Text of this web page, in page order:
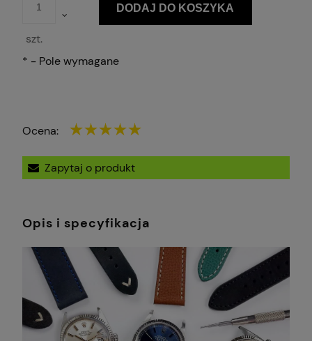
szt.
DODAJ DO KOSZYKA
* - Pole wymagane
Ocena:
Zapytaj o produkt
Opis i specyfikacja